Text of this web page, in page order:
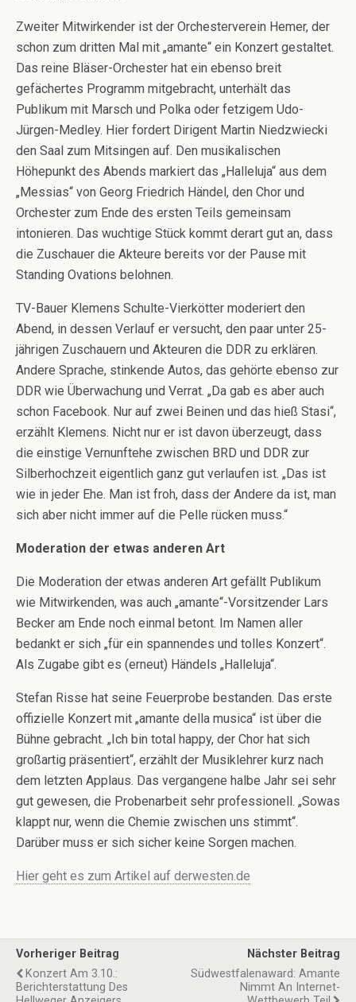
Zweiter Mitwirkender ist der Orchesterverein Hemer, der
schon zum dritten Mal mit „amante“ ein Konzert gestaltet.
Das reine Bläser-Orchester hat ein ebenso breit
gefächertes Programm mitgebracht, unterhält das
Publikum mit Marsch und Polka oder fetzigem Udo-
Jürgen-Medley. Hier fordert Dirigent Martin Niedzwiecki
den Saal zum Mitsingen auf. Den musikalischen
Höhepunkt des Abends markiert das „Halleluja“ aus dem
„Messias“ von Georg Friedrich Händel, den Chor und
Orchester zum Ende des ersten Teils gemeinsam
intonieren. Das wuchtige Stück kommt derart gut an, dass
die Zuschauer die Akteure bereits vor der Pause mit
Standing Ovations belohnen.
TV-Bauer Klemens Schulte-Vierkötter moderiert den
Abend, in dessen Verlauf er versucht, den paar unter 25-
jährigen Zuschauern und Akteuren die DDR zu erklären.
Andere Sprache, stinkende Autos, das gehörte ebenso zur
DDR wie Überwachung und Verrat. „Da gab es aber auch
schon Facebook. Nur auf zwei Beinen und das hieß Stasi“,
erzählt Klemens. Nicht nur er ist davon überzeugt, dass
die einstige Vernunftehe zwischen BRD und DDR zur
Silberhochzeit eigentlich ganz gut verlaufen ist. „Das ist
wie in jeder Ehe. Man ist froh, dass der Andere da ist, man
sich aber nicht immer auf die Pelle rücken muss.“
Moderation der etwas anderen Art
Die Moderation der etwas anderen Art gefällt Publikum
wie Mitwirkenden, was auch „amante“-Vorsitzender Lars
Becker am Ende noch einmal betont. Im Namen aller
bedankt er sich „für ein spannendes und tolles Konzert“.
Als Zugabe gibt es (erneut) Händels „Halleluja“.
Stefan Risse hat seine Feuerprobe bestanden. Das erste
offizielle Konzert mit „amante della musica“ ist über die
Bühne gebracht. „Ich bin total happy, der Chor hat sich
großartig präsentiert“, erzählt der Musiklehrer kurz nach
dem letzten Applaus. Das vergangene halbe Jahr sei sehr
gut gewesen, die Probenarbeit sehr professionell. „Sowas
klappt nur, wenn die Chemie zwischen uns stimmt“.
Darüber muss er sich sicher keine Sorgen machen.
Hier geht es zum Artikel auf derwesten.de
Vorheriger Beitrag
Konzert Am 3.10.:
Berichterstattung Des
Nächster Beitrag
Südwestfalenaward: Amante
Nimmt An Internet-